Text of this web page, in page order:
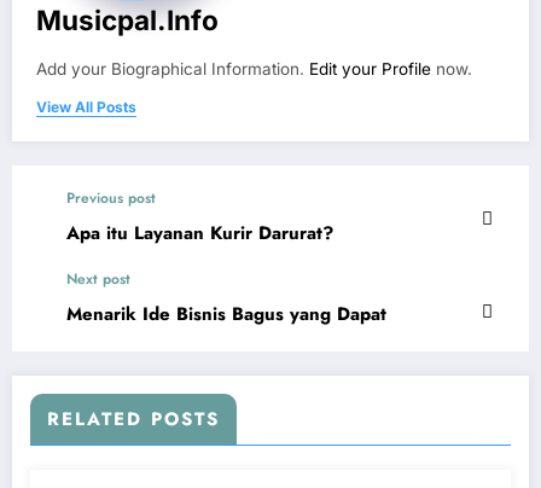
Musicpal.info
Add your Biographical Information. Edit your Profile now.
View All Posts
Previous post
Apa itu Layanan Kurir Darurat?
Next post
Menarik Ide Bisnis Bagus yang Dapat
RELATED POSTS